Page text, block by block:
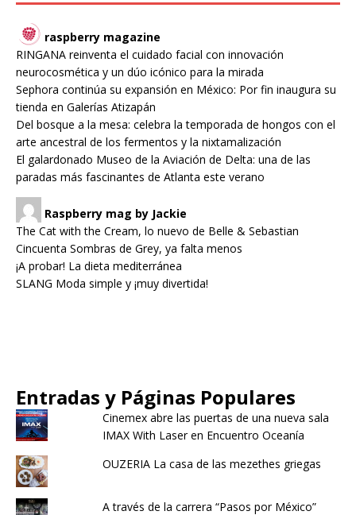
raspberry magazine
RINGANA reinventa el cuidado facial con innovación
neurocosmética y un dúo icónico para la mirada
Sephora continúa su expansión en México: Por fin inaugura su
tienda en Galerías Atizapán
Del bosque a la mesa: celebra la temporada de hongos con el
arte ancestral de los fermentos y la nixtamalización
El galardonado Museo de la Aviación de Delta: una de las
paradas más fascinantes de Atlanta este verano
Raspberry mag by Jackie
The Cat with the Cream, lo nuevo de Belle & Sebastian
Cincuenta Sombras de Grey, ya falta menos
¡A probar! La dieta mediterránea
SLANG Moda simple y ¡muy divertida!
Entradas y Páginas Populares
Cinemex abre las puertas de una nueva sala
IMAX With Laser en Encuentro Oceanía
OUZERIA La casa de las mezethes griegas
A través de la carrera “Pasos por México”